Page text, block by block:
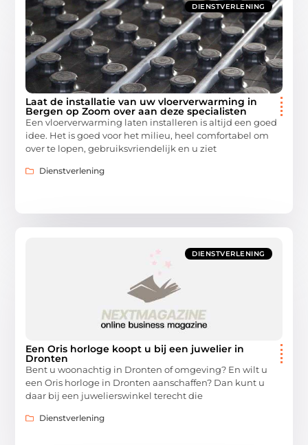
DIENSTVERLENING
Laat de installatie van uw vloerverwarming in
Bergen op Zoom over aan deze specialisten
Een vloerverwarming laten installeren is altijd een goed
idee. Het is goed voor het milieu, heel comfortabel om
over te lopen, gebruiksvriendelijk en u ziet
Dienstverlening
DIENSTVERLENING
Een Oris horloge koopt u bij een juwelier in
Dronten
Bent u woonachtig in Dronten of omgeving? En wilt u
een Oris horloge in Dronten aanschaffen? Dan kunt u
daar bij een juwelierswinkel terecht die
Dienstverlening